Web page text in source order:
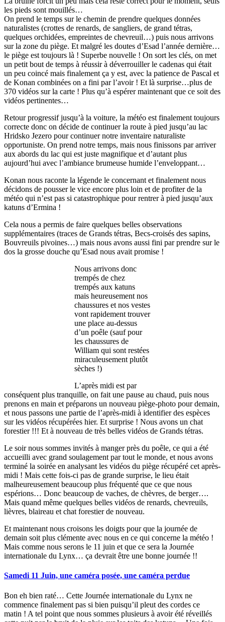
les pieds sont mouillés…
On prend le temps sur le chemin de prendre quelques données
naturalistes (crottes de renards, de sangliers, de grand tétras,
quelques orchidées, empreintes de chevreuil…) puis nous arrivons
sur la zone du piège. Et malgré les doutes d’Esad l’année dernière…
le piège est toujours là ! Superbe nouvelle ! On sort les clés, on met
un petit bout de temps à réussir à déverrouiller le cadenas qui était
un peu coincé mais finalement ça y est, avec la patience de Pascal et
de Konan combinées on a fini par l’avoir ! Et là surprise…plus de
370 vidéos sur la carte ! Plus qu’à espérer maintenant que ce soit des
vidéos pertinentes…
Retour progressif jusqu’à la voiture, la météo est finalement toujours
correcte donc on décide de continuer la route à pied jusqu’au lac
Hridsko Jezero pour continuer notre inventaire naturaliste
opportuniste. On prend notre temps, mais nous finissons par arriver
aux abords du lac qui est juste magnifique et d’autant plus
aujourd’hui avec l’ambiance brumeuse humide l’enveloppant…
Konan nous raconte la légende le concernant et finalement nous
décidons de pousser le vice encore plus loin et de profiter de la
météo qui n’est pas si catastrophique pour rentrer à pied jusqu’aux
katuns d’Ermina !
Cela nous a permis de faire quelques belles observations
supplémentaires (traces de Grands tétras, Becs-croisés des sapins,
Bouvreuils pivoines…) mais nous avons aussi fini par prendre sur le
dos la grosse douche qu’Esad nous avait promise !
Nous arrivons donc
trempés de chez
trempés aux katuns
mais heureusement nos
chaussures et nos vestes
vont rapidement trouver
une place au-dessus
d’un poêle (sauf pour
les chaussures de
William qui sont restées
miraculeusement plutôt
sèches !)
L’après midi est par
conséquent plus tranquille, on fait une pause au chaud, puis nous
prenons en main et préparons un nouveau piège-photo pour demain,
et nous passons une partie de l’après-midi à identifier des espèces
sur les vidéos récupérées hier. Et surprise ! Nous avons un chat
forestier !!! Et à nouveau de très belles vidéos de Grands tétras.
Le soir nous sommes invités à manger près du poêle, ce qui a été
accueilli avec grand soulagement par tout le monde, et nous avons
terminé la soirée en analysant les vidéos du piège récupéré cet après-
midi ! Mais cette fois-ci pas de grande surprise, le lieu était
malheureusement beaucoup plus fréquenté que ce que nous
espérions… Donc beaucoup de vaches, de chèvres, de berger….
Mais quand même quelques belles vidéos de renards, chevreuils,
lièvres, blaireau et chat forestier de nouveau.
Et maintenant nous croisons les doigts pour que la journée de
demain soit plus clémente avec nous en ce qui concerne la météo !
Mais comme nous serons le 11 juin et que ce sera la Journée
internationale du Lynx… ça devrait être une bonne journée !!
Samedi 11 Juin, une caméra posée, une caméra perdue
Bon eh bien raté… Cette Journée internationale du Lynx ne
commence finalement pas si bien puisqu’il pleut des cordes ce
matin ! A tel point que nous sommes plusieurs à avoir été réveillés